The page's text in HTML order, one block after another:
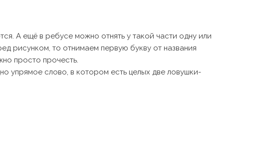
А ещё в ребусе можно отнять у такой части одну или
рисунком, то отнимаем первую букву от названия
просто прочесть.
упрямое слово, в котором есть целых две ловушки-